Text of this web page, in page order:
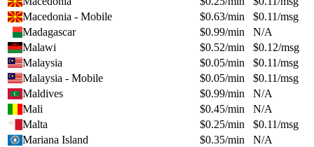
Macedonia - Mobile
$0.63/min $0.11/msg
Madagascar
$0.99/min
N/A
Malawi
$0.52/min $0.12/msg
Malaysia
$0.05/min $0.11/msg
Malaysia - Mobile
$0.05/min $0.11/msg
Maldives
$0.99/min
N/A
Mali
$0.45/min
N/A
Malta
$0.25/min $0.11/msg
Mariana Island
$0.35/min
N/A